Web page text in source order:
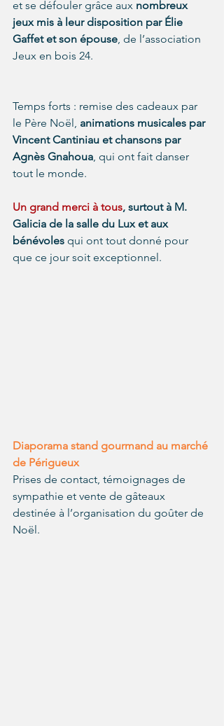
et se défouler grâce aux nombreux
jeux mis à leur disposition par Élie
Gaffet et son épouse , de l’association
Jeux en bois 24.
Temps forts : remise des cadeaux par
le Père Noël, animations musicales par
Vincent Cantiniau et chansons par
Agnès Gnahoua , qui ont fait danser
tout le monde.
Un grand merci à tous, surtout à M.
Galicia de la salle du Lux et aux
bénévoles qui ont tout donné pour
que ce jour soit exceptionnel.
Diaporama stand gourmand au marché
de Périgueux
Prises de contact, témoignages de
sympathie et vente de gâteaux
destinée à l’organisation du goûter de
Noël.